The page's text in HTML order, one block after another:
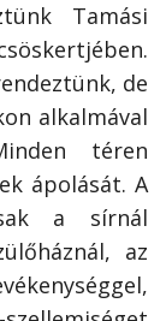
Tamási
de
alkalmával
téren
ápolását. A
a sírnál
az